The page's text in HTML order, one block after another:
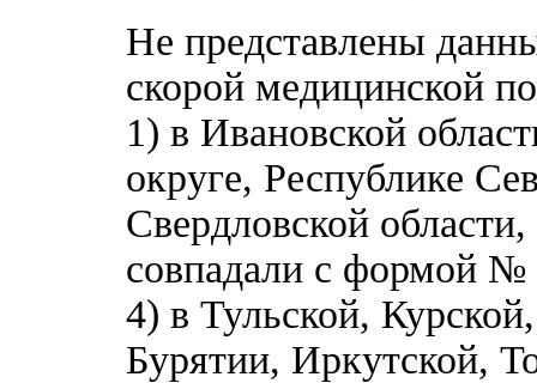
Не представлены
скорой медицинской
1) в Ивановской
округе, Республике
Свердловской
совпадали с формой №
4) в Тульской,
Бурятии, Иркутской,